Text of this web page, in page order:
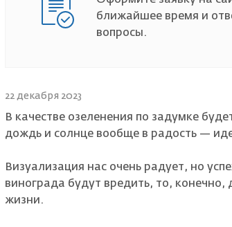
ближайшее время и
вопросы.
22 декабря 2023
В качестве озеленения по задумке
дождь и солнце вообще в радость —
Визуализация нас очень радует, но
винограда будут вредить, то,
жизни.